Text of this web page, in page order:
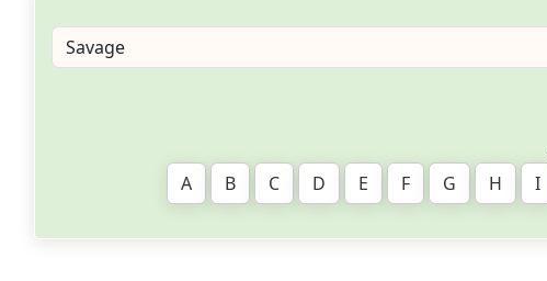
A
B C D E F G H I